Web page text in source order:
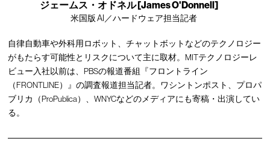
ジェームス・オドネル [James O'Donnell]
米国版 AI／ハードウェア担当記者
自律自動車や外科用ロボット、チャットボットなどのテクノロジー
がもたらす可能性とリスクについて主に取材。MITテクノロジーレ
ビュー入社以前は、PBSの報道番組『フロントライン
（FRONTLINE）』の調査報道担当記者。ワシントンポスト、プロパ
ブリカ（ProPublica）、WNYCなどのメディアにも寄稿・出演してい
る。